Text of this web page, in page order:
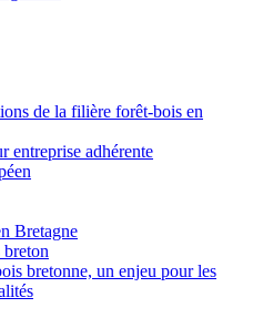
de la filière forêt-bois en
entreprise adhérente
Bretagne
bretonne, un enjeu pour les